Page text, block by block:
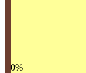
0%